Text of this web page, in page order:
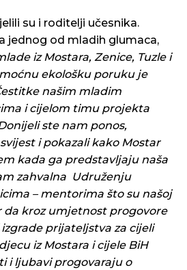
su i roditelji učesnika.
jednog od mladih glumaca,
iz Mostara, Zenice, Tuzle i
ekološku poruku je
našim mladim
i cijelom timu projekta
ste nam ponos,
i pokazali kako Mostar
kada ga predstavljaju naša
zahvalna Udruženju
– mentorima što su našoj
da kroz umjetnost progovore
prijateljstva za cijeli
iz Mostara i cijele BiH
i ljubavi progovaraju o